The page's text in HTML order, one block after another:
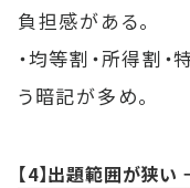
負担感がある。
・均等割・所得割
う暗記が多め。
【4】出題範囲が狭